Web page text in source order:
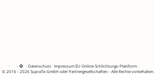
· · ·Datenschutz·Impressum EU-Online-Schlichtungs-Plattform·
© 2016 - 2026 SupraTix GmbH oder Partnergesellschaften - Alle Rechte vorbehalten.